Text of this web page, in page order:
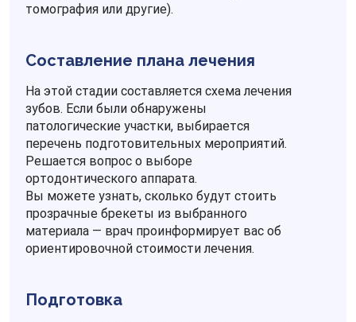
томография или другие).
Составление плана лечения
На этой стадии составляется схема лечения
зубов. Если были обнаружены
патологические участки, выбирается
перечень подготовительных мероприятий.
Решается вопрос о выборе
ортодонтического аппарата.
Вы можете узнать, сколько будут стоить
прозрачные брекеты из выбранного
материала — врач проинформирует вас об
ориентировочной стоимости лечения.
Подготовка